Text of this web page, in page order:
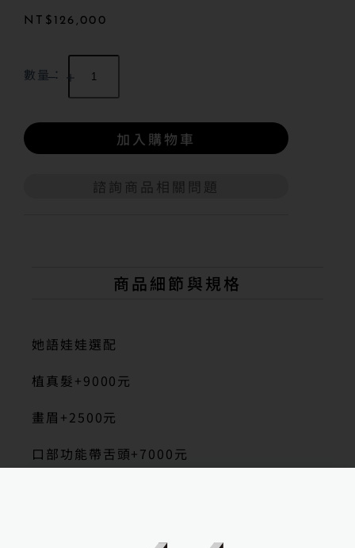
NT$ 126,000
數量：
諮詢商品相關問題
加入購物車
商品細節與規格
她語娃娃選配
植真髮+9000元
畫眉+2500元
口部功能帶舌頭+7000元